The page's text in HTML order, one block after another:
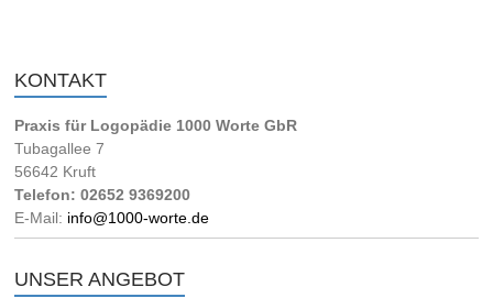
KONTAKT
Praxis für Logopädie 1000 Worte GbR
Tubagallee 7
56642 Kruft
Telefon: 02652 9369200
E-Mail: info@1000-worte.de
UNSER ANGEBOT